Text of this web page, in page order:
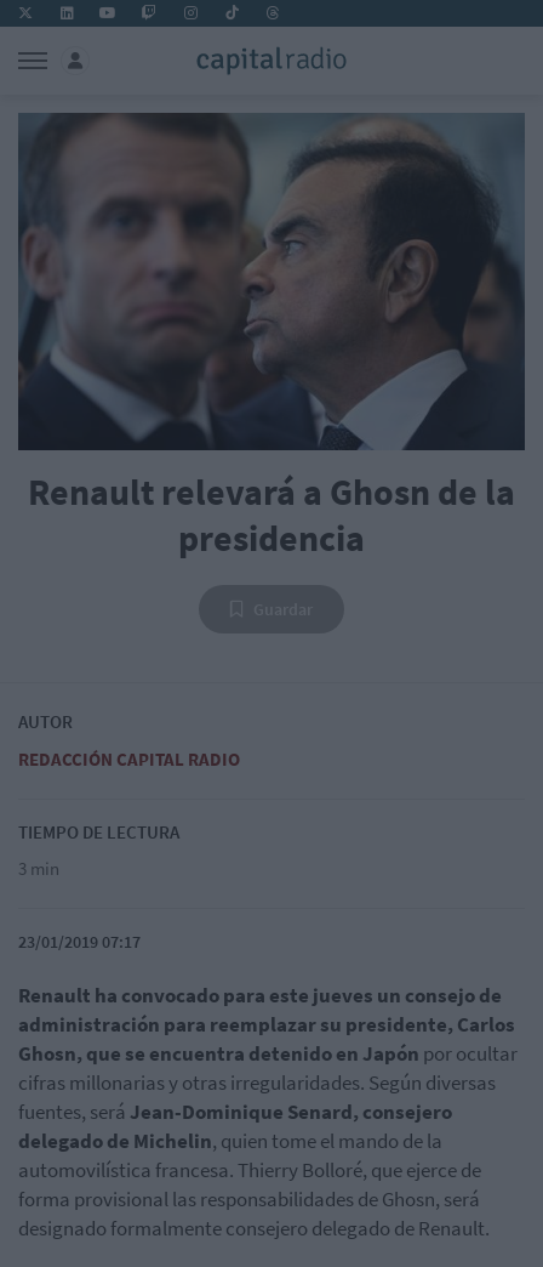
Renault relevará a Ghosn de la
presidencia
AUTOR
REDACCIÓN CAPITAL RADIO
TIEMPO DE LECTURA
3 min
23/01/2019 07:17
Renault ha convocado para este jueves un consejo de
administración para reemplazar su presidente, Carlos
Ghosn, que se encuentra detenido en Japón por ocultar
cifras millonarias y otras irregularidades. Según diversas
fuentes, será Jean-Dominique Senard, consejero
delegado de Michelin, quien tome el mando de la
automovilística francesa. Thierry Bolloré, que ejerce de
forma provisional las responsabilidades de Ghosn, será
designado formalmente consejero delegado de Renault.